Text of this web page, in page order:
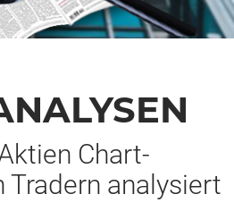
Chart-
Tradern analysiert